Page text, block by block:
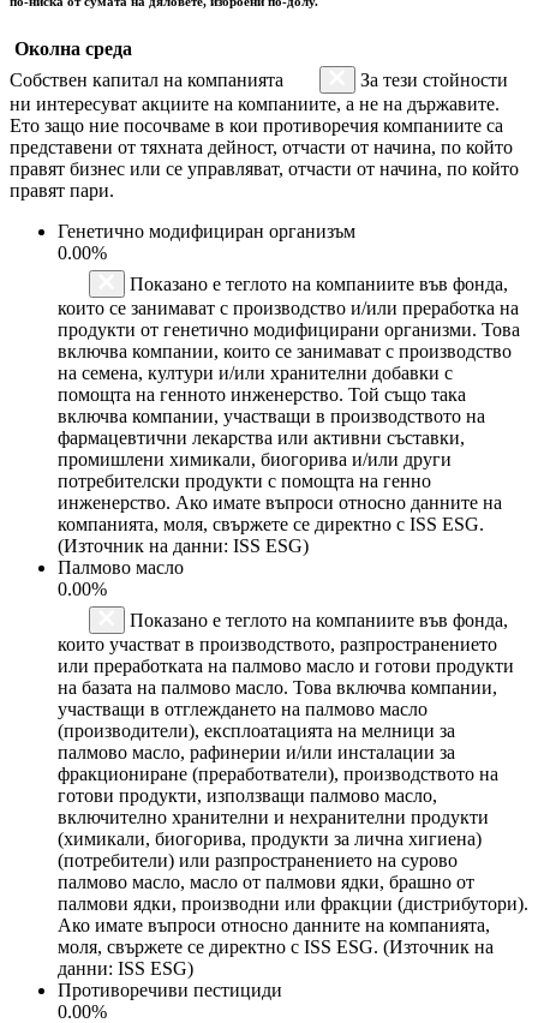
Околна среда
Собствен капитал на компанията
За тези стойности
ни интересуват акциите на компаниите, а не на държавите.
Ето защо ние посочваме в кои противоречия компаниите са
представени от тяхната дейност, отчасти от начина, по който
правят бизнес или се управляват, отчасти от начина, по който
правят пари.
Генетично модифициран организъм
0.00%
Показано е теглото на компаниите във фонда,
които се занимават с производство и/или преработка на
продукти от генетично модифицирани организми. Това
включва компании, които се занимават с производство
на семена, култури и/или хранителни добавки с
помощта на генното инженерство. Той също така
включва компании, участващи в производството на
фармацевтични лекарства или активни съставки,
промишлени химикали, биогорива и/или други
потребителски продукти с помощта на генно
инженерство. Ако имате въпроси относно данните на
компанията, моля, свържете се директно с ISS ESG.
(Източник на данни: ISS ESG)
Палмово масло
0.00%
Показано е теглото на компаниите във фонда,
които участват в производството, разпространението
или преработката на палмово масло и готови продукти
на базата на палмово масло. Това включва компании,
участващи в отглеждането на палмово масло
(производители), експлоатацията на мелници за
палмово масло, рафинерии и/или инсталации за
фракциониране (преработватели), производството на
готови продукти, използващи палмово масло,
включително хранителни и нехранителни продукти
(химикали, биогорива, продукти за лична хигиена)
(потребители) или разпространението на сурово
палмово масло, масло от палмови ядки, брашно от
палмови ядки, производни или фракции (дистрибутори).
Ако имате въпроси относно данните на компанията,
моля, свържете се директно с ISS ESG. (Източник на
данни: ISS ESG)
Противоречиви пестициди
0.00%